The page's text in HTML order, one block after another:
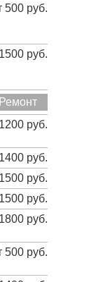
500 руб.
руб.
Ремонт
руб.
руб.
руб.
руб.
руб.
500 руб.